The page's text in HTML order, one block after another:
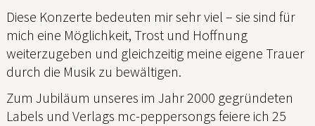
Diese Konzerte bedeuten mir sehr viel – sie sind für
mich eine Möglichkeit, Trost und Hoffnung
weiterzugeben und gleichzeitig meine eigene Trauer
durch die Musik zu bewältigen.
Zum Jubiläum unseres im Jahr 2000 gegründeten
Labels und Verlags mc-peppersongs feiere ich 25